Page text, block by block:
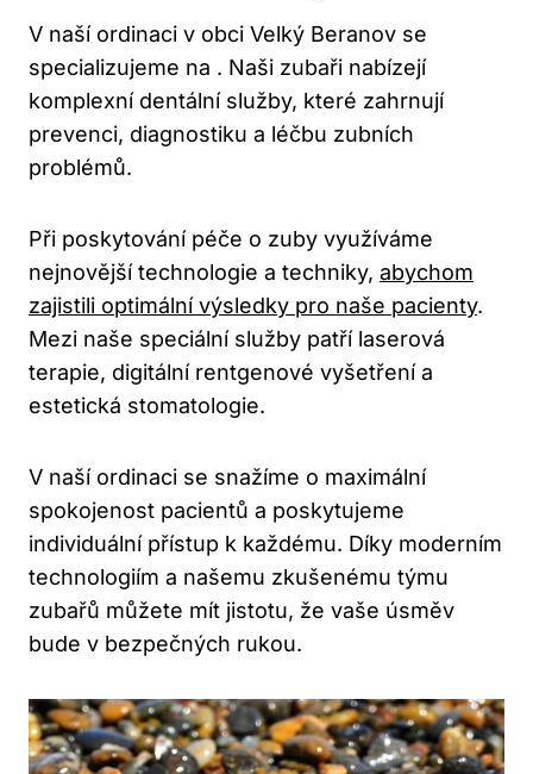
V naší ordinaci v obci Velký Beranov se
specializujeme na . Naši zubaři nabízejí
komplexní dentální služby, které zahrnují
prevenci, diagnostiku a léčbu zubních
problémů.
Při poskytování péče o zuby využíváme
nejnovější technologie a techniky, abychom
zajistili optimální výsledky pro naše pacienty.
Mezi naše speciální služby patří laserová
terapie, digitální rentgenové vyšetření a
estetická stomatologie.
V naší ordinaci se snažíme o maximální
spokojenost pacientů a poskytujeme
individuální přístup k každému. Díky moderním
technologiím a našemu zkušenému týmu
zubařů můžete mít jistotu, že vaše úsměv
bude v bezpečných rukou.